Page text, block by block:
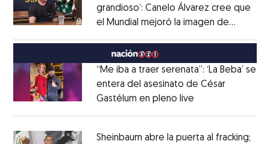
grandioso’: Canelo Álvarez cree que
el Mundial mejoró la imagen de
MéxicoOpens in new window
“Me iba a traer serenata”: ‘La Beba’ se
entera del asesinato de César
Gastélum en pleno live
Sheinbaum abre la puerta al fracking;